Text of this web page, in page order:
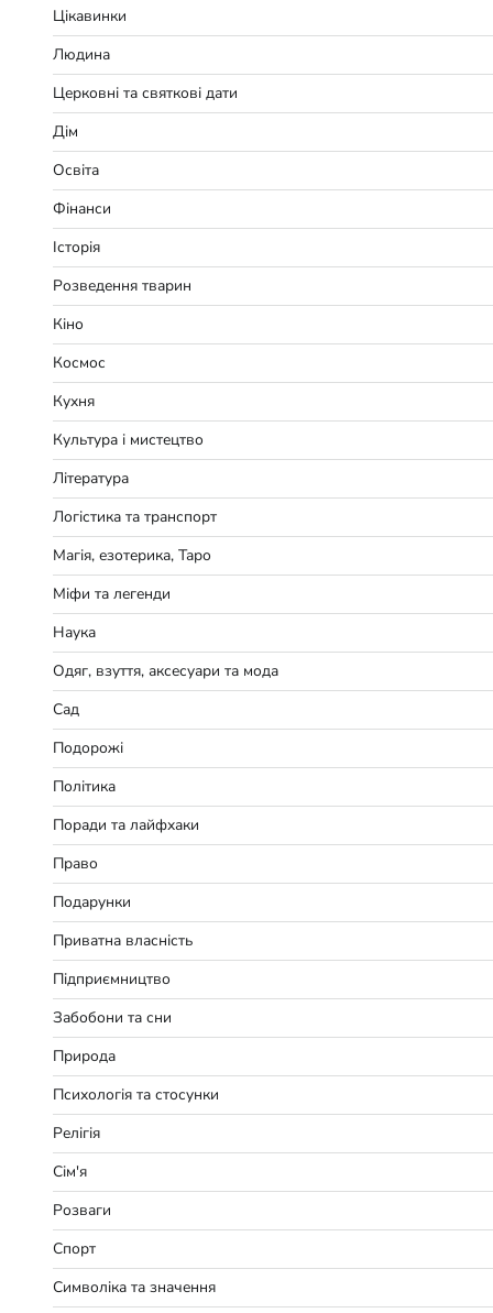
Цікавинки
Людина
Церковні та святкові дати
Дім
Освіта
Фінанси
Історія
Розведення тварин
Кіно
Космос
Кухня
Культура і мистецтво
Література
Логістика та транспорт
Магія, езотерика, Таро
Міфи та легенди
Наука
Одяг, взуття, аксесуари та мода
Сад
Подорожі
Політика
Поради та лайфхаки
Право
Подарунки
Приватна власність
Підприємництво
Забобони та сни
Природа
Психологія та стосунки
Релігія
Сім'я
Розваги
Спорт
Символіка та значення